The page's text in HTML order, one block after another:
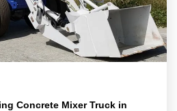
Concrete Mixer Truck in